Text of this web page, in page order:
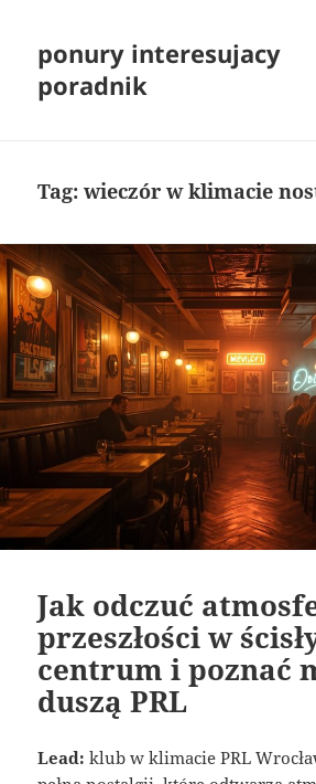
ponury interesujacy
poradnik
Tag:wieczór w klimacie
Jak odczuć
przeszłości w
centrum i poznać
duszą PRL
Lead: klub w klimacie PRL